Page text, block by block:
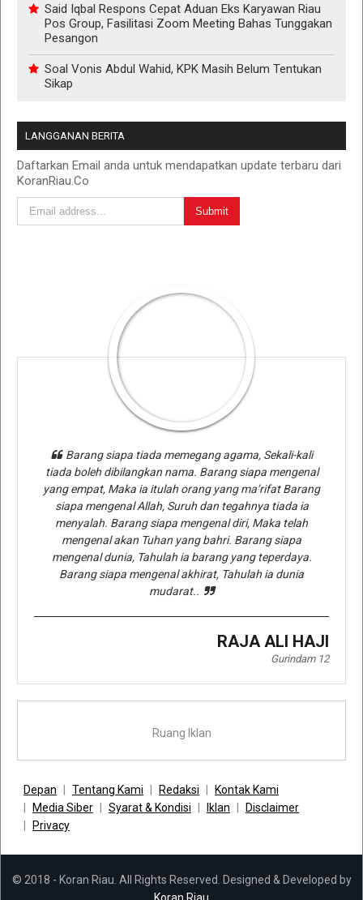
Said Iqbal Respons Cepat Aduan Eks Karyawan Riau
Pos Group, Fasilitasi Zoom Meeting Bahas Tunggakan
Pesangon
Soal Vonis Abdul Wahid, KPK Masih Belum Tentukan
Sikap
LANGGANAN BERITA
Daftarkan Email anda untuk mendapatkan update terbaru dari
KoranRiau.Co
Barang siapa tiada memegang agama, Sekali-kali
tiada boleh dibilangkan nama. Barang siapa mengenal
yang empat, Maka ia itulah orang yang ma’rifat Barang
siapa mengenal Allah, Suruh dan tegahnya tiada ia
menyalah. Barang siapa mengenal diri, Maka telah
mengenal akan Tuhan yang bahri. Barang siapa
mengenal dunia, Tahulah ia barang yang teperdaya.
Barang siapa mengenal akhirat, Tahulah ia dunia
mudarat..
RAJA ALI HAJI
Gurindam 12
Ruang Iklan
Depan Tentang Kami Redaksi
Kontak Kami
Media Siber
Syarat & Kondisi Iklan
Disclaimer
Privacy
© 2018 - Koran Riau. All Rights Reserved. Designed & Developed by
Koran Riau